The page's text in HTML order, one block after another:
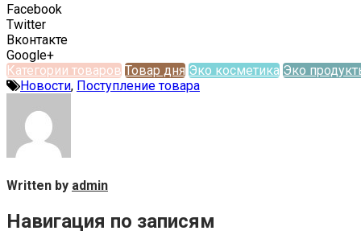
Facebook
Twitter
Вконтакте
Google+
Категории товаров Товар дня Эко косметика Эко
Новости, Поступление товара
Written by admin
Навигация по записям